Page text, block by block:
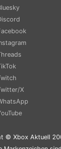
X
© Xbox Aktuell